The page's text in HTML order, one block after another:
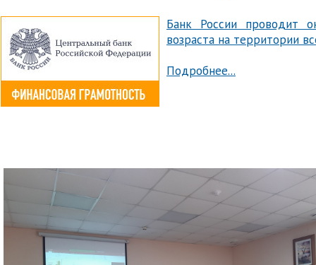
Банк России проводит
возраста на территории
Подробнее...